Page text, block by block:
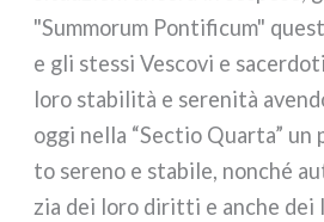
"Summorum Pontificum"
e gli stes­si Vescovi e
loro sta­bi­li­tà e sere­ni­tà
oggi nel­la “Sectio Quarta”
to sere­no e sta­bi­le, non­ché
zia dei loro dirit­ti e anche dei